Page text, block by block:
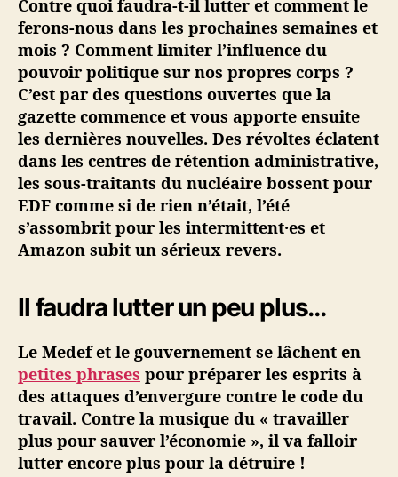
·
e
s
#
8
–
R
é
v
o
l
t
,
e
r
e
c
t
Contre quoi faudra-t-il lutter et comment le
ferons-nous dans les prochaines semaines et
mois ? Comment limiter l’influence du
pouvoir politique sur nos propres corps ?
C’est par des questions ouvertes que la
gazette commence et vous apporte ensuite
les dernières nouvelles. Des révoltes éclatent
dans les centres de rétention administrative,
les sous-traitants du nucléaire bossent pour
EDF comme si de rien n’était, l’été
s’assombrit pour les intermittent·es et
Amazon subit un sérieux revers.
Il faudra lutter un peu plus…
Le Medef et le gouvernement se lâchent en
petites phrases pour préparer les esprits à
des attaques d’envergure contre le code du
travail. Contre la musique du « travailler
plus pour sauver l’économie », il va falloir
lutter encore plus pour la détruire !